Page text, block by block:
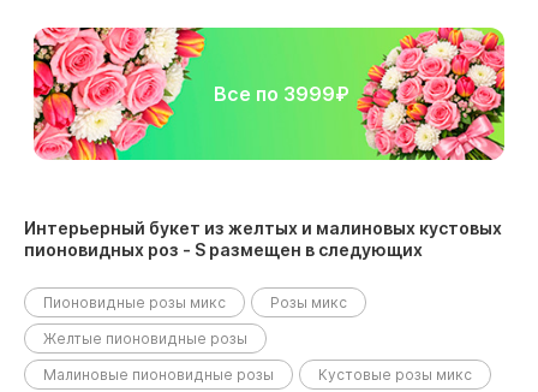
Все по 3999₽
Интерьерный букет из желтых и малиновых кустовых
пионовидных роз - S размещен в следующих
Пионовидные розы микс
Розы микс
Желтые пионовидные розы
Малиновые пионовидные розы
Кустовые розы микс